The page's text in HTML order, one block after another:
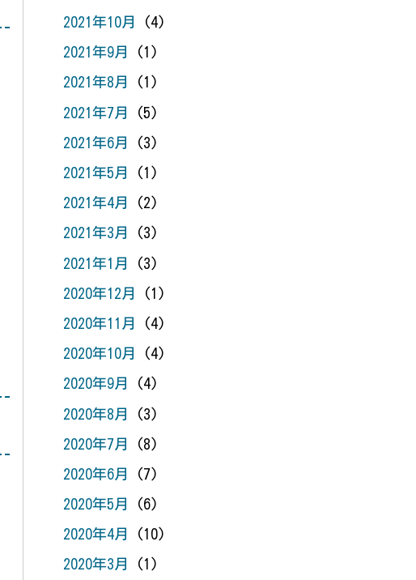
2021年10月 (4)
2021年9月 (1)
2021年8月 (1)
2021年7月 (5)
2021年6月 (3)
2021年5月 (1)
2021年4月 (2)
2021年3月 (3)
2021年1月 (3)
2020年12月 (1)
2020年11月 (4)
2020年10月 (4)
2020年9月 (4)
2020年8月 (3)
2020年7月 (8)
2020年6月 (7)
2020年5月 (6)
2020年4月 (10)
2020年3月 (1)